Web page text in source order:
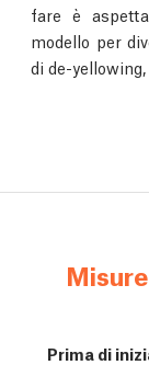
fare è
modello per
di de-
Prima di